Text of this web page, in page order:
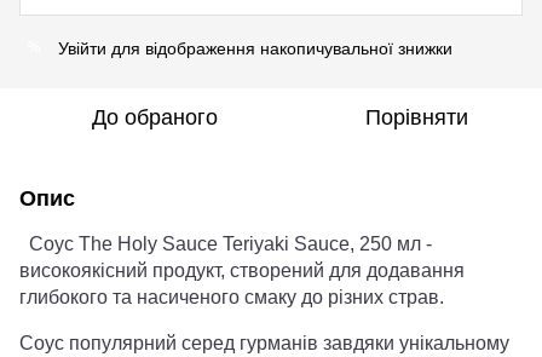
Увійти для відображення накопичувальної знижки
До обраного Порівняти
Опис
Соус The Holy Sauce Teriyaki Sauce, 250 мл -
високоякісний продукт, створений для додавання
глибокого та насиченого смаку до різних страв.
Соус популярний серед гурманів завдяки унікальному